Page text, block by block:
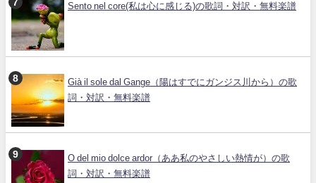
Sento nel core(私は心に感じる)の歌詞・対訳・無料楽譜
Già il sole dal Gange（陽はすでにガンジス川から）の歌
詞・対訳・無料楽譜
O del mio dolce ardor（ああ私のやさしい熱情が）の歌
詞・対訳・無料楽譜